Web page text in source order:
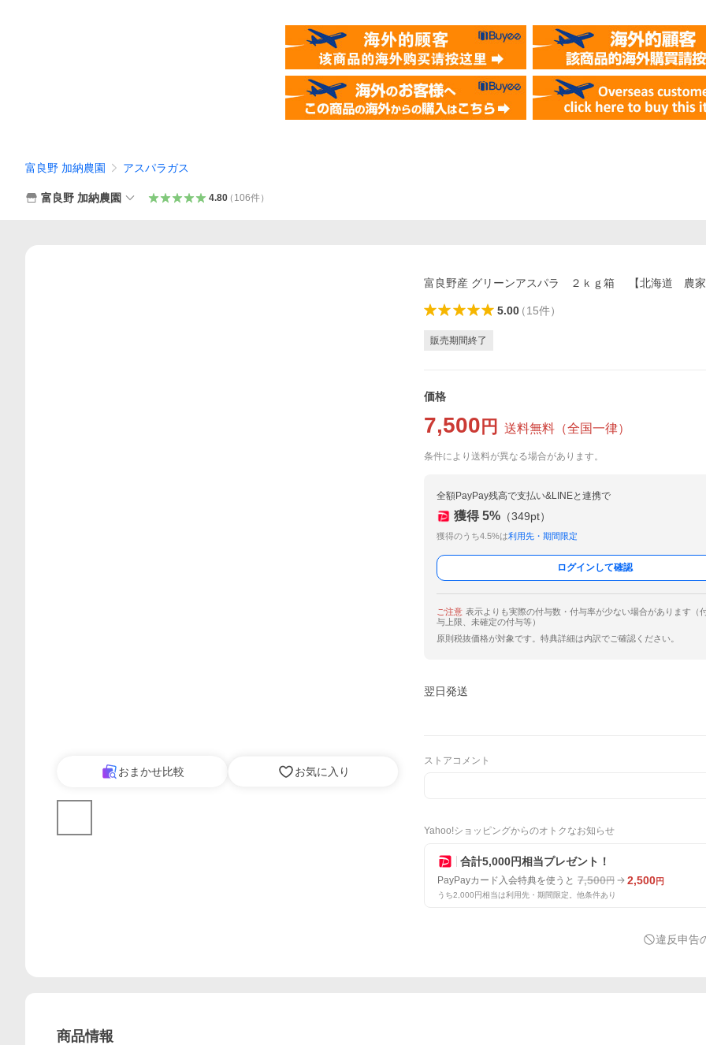
富良野 加納農園 アスパラガス
富良野 加納農園 4.80（ 106件）
おまかせ比較 お気に入り
富良野産 グリーンアスパラ ２ｋｇ箱 【北海道 農家
5.00（15件）
販売期間終了
価格
7,500 円 送料無料 （全国一律）
条件により送料が異なる場合があります。
全額PayPay残高で支払い&LINEと連携で
獲得 5% （349pt）
獲得のうち4.5%は利用先・期間限定
ログインして確認
ご注意 表示よりも実際の付与数・付与率が少ない場合があります（
与上限、未確定の付与等）
原則税抜価格が対象です。特典詳細は内訳でご確認ください。
翌日発送
ストアコメント
Yahoo!ショッピングからのオトクなお知らせ
合計5,000円相当プレゼント！
PayPayカード入会特典を使うと 7,500円 2,500円
うち2,000円相当は利用先・期間限定。他条件あり
違反申告
商品情報